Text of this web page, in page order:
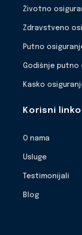
Životno
Zdravstveno
Putno
Godišnje putno
Kasko
Korisni
O nama
Usluge
Testimonijali
Blog